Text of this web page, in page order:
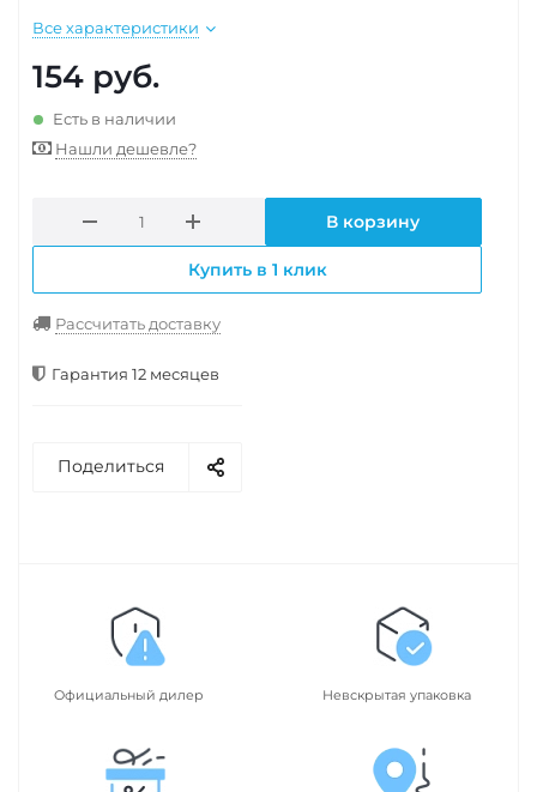
Все характеристики
154 руб.
Есть в наличии
Нашли дешевле?
В корзину
Купить в 1 клик
Рассчитать доставку
Гарантия 12 месяцев
Поделиться
Официальный дилер Невскрытая упаковка